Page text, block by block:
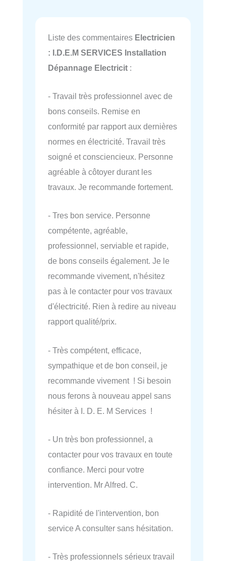
Liste des commentaires Electricien
: I.D.E.M SERVICES Installation
Dépannage Electricit :
- Travail très professionnel avec de
bons conseils. Remise en
conformité par rapport aux dernières
normes en électricité. Travail très
soigné et consciencieux. Personne
agréable à côtoyer durant les
travaux. Je recommande fortement.
- Tres bon service. Personne
compétente, agréable,
professionnel, serviable et rapide,
de bons conseils également. Je le
recommande vivement, n'hésitez
pas à le contacter pour vos travaux
d'électricité. Rien à redire au niveau
rapport qualité/prix.
- Très compétent, efficace,
sympathique et de bon conseil, je
recommande vivement ! Si besoin
nous ferons à nouveau appel sans
hésiter à I. D. E. M Services !
- Un très bon professionnel, a
contacter pour vos travaux en toute
confiance. Merci pour votre
intervention. Mr Alfred. C.
- Rapidité de l'intervention, bon
service A consulter sans hésitation.
- Très professionnels sérieux travail